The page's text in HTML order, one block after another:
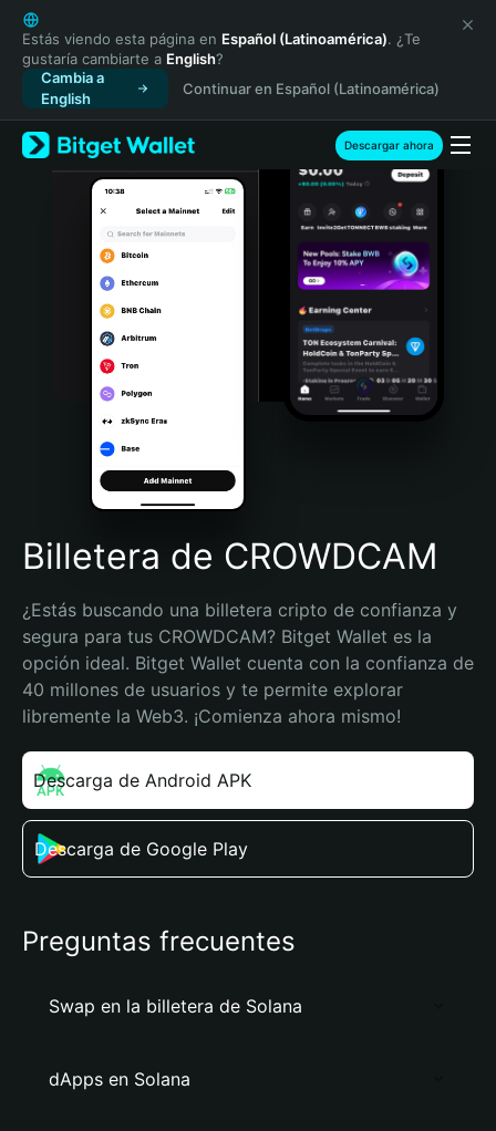
English
日本語
Tiếng Việt
Русский
Español (Latinoamérica)
Türkçe
Italiano
Português (Portugal)
Bahasa Indonesia
Português (Brasil)
Español (Argentina)
Estás viendo esta página en Español (Latinoamérica). ¿Te
gustaría cambiarte a English?
Cambia a
English
Continuar en Español (Latinoamérica)
Descargar ahora
Billetera de CROWDCAM
¿Estás buscando una billetera cripto de confianza y
segura para tus CROWDCAM? Bitget Wallet es la
opción ideal. Bitget Wallet cuenta con la confianza de
40 millones de usuarios y te permite explorar
libremente la Web3. ¡Comienza ahora mismo!
Descarga de Android APK
Descarga de Google Play
Preguntas frecuentes
Swap en la billetera de Solana
dApps en Solana